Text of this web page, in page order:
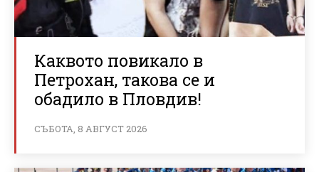
Каквото повикало в
Петрохан, такова се и
обадило в Пловдив!
СЪБОТА, 8 АВГУСТ 2026